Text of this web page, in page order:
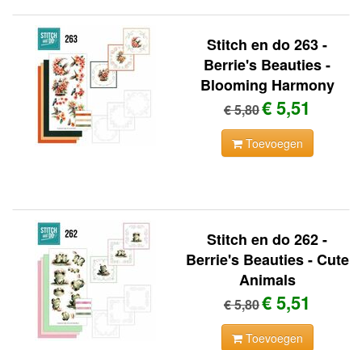
Stitch en do 263 -
Berrie's Beauties -
Blooming Harmony
€ 5,80€ 5,51
Toevoegen
Stitch en do 262 -
Berrie's Beauties - Cute
Animals
€ 5,80€ 5,51
Toevoegen